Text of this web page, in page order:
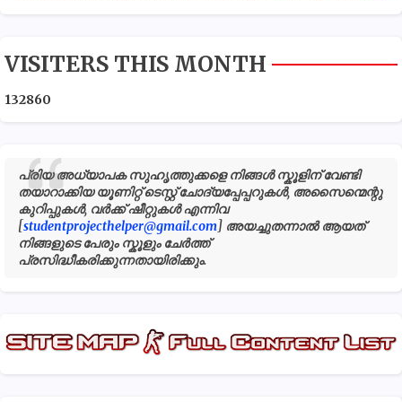
VISITERS THIS MONTH
132860
പ്രിയ അധ്യാപക സുഹൃത്തുക്കളെ നിങ്ങൾ സ്കൂളിന് വേണ്ടി
തയാറാക്കിയ യൂണിറ്റ് ടെസ്റ്റ് ചോദ്യപ്പേപ്പറുകൾ, അസൈന്മെന്റു
കുറിപ്പുകൾ, വർക്ക് ഷീറ്റുകൾ എന്നിവ
[studentprojecthelper@gmail.com] അയച്ചുതന്നാൽ ആയത്
നിങ്ങളുടെ പേരും സ്കൂളും ചേർത്ത്
പ്രസിദ്ധീകരിക്കുന്നതായിരിക്കും.